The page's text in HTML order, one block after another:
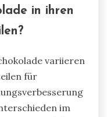
in ihren
variieren
für
im